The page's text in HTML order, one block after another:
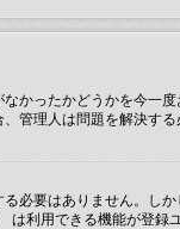
かったかどうかを今
管理人は問題を解決する
必要はありません。
利用できる機能が登